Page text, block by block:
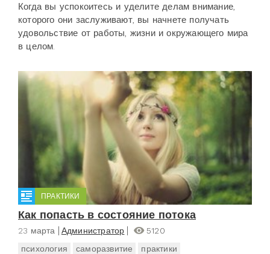
Когда вы успокоитесь и уделите делам внимание,
которого они заслуживают, вы начнете получать
удовольствие от работы, жизни и окружающего мира
в целом.
ПРАКТИКИ
Как попасть в состояние потока
23 марта Администратор
5120
психология
саморазвитие практики